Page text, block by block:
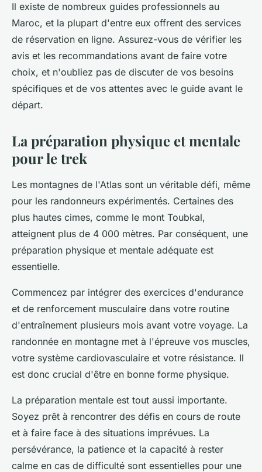
Il existe de nombreux guides professionnels au
Maroc, et la plupart d'entre eux offrent des services
de réservation en ligne. Assurez-vous de vérifier les
avis et les recommandations avant de faire votre
choix, et n'oubliez pas de discuter de vos besoins
spécifiques et de vos attentes avec le guide avant le
départ.
La préparation physique et mentale
pour le trek
Les montagnes de l'Atlas sont un véritable défi, même
pour les randonneurs expérimentés. Certaines des
plus hautes cimes, comme le mont Toubkal,
atteignent plus de 4 000 mètres. Par conséquent, une
préparation physique et mentale adéquate est
essentielle.
Commencez par intégrer des exercices d'endurance
et de renforcement musculaire dans votre routine
d'entraînement plusieurs mois avant votre voyage. La
randonnée en montagne met à l'épreuve vos muscles,
votre système cardiovasculaire et votre résistance. Il
est donc crucial d'être en bonne forme physique.
La préparation mentale est tout aussi importante.
Soyez prêt à rencontrer des défis en cours de route
et à faire face à des situations imprévues. La
persévérance, la patience et la capacité à rester
calme en cas de difficulté sont essentielles pour une